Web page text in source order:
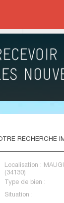
RECHERCHE
Localisation :
(34130)
Type de bien :
Situation :